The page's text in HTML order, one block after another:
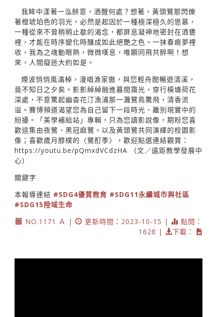
我眸中漾著一泓醉意，酒醒何處？想著，黃頭鷺那閃爍
著橙琥珀色的羽光，必然是起因於一種極深極久的思慕，
一種從來不曾稍稍止歇的渴念，都屏息凝神地密封在酒甕
裡，才能在時序變化時釀成如此絕艷之色。一抹春痕夢裡
收，我為之魂動眼熱，微微嘆息，唯願同飛共醉啊！想
來，人間癡迷大約如是。
煙波悄悄風滿棹，漫唱漁家傲，與您輕舟酣暢遊清溪，
竟不知日之夕矣。影影綽綽融進暮間靄光，穿行橫塘荷花
深處，不意驚起幽杳花汀漁浦那一灘鷺鳥驚飛，清香流
溢。賽博頻道渴望您為自己留下一段時光、離別現實中的
紛擾。「美學補給站」專輯，只為您讀影說像，期盼您喜
歡這集由夜鷺、黑冠麻鷺，以及黃頭鷺共同演繹的校園影
像；喜歡歲月醇樸的〈鷺酊季〉，歡迎點選連結觀賞：
https://youtu.be/pQmxdVCdzHA （文／遠距教學發展中
心）
關鍵字
本報導連結 #SDG4優質教育 #SDG11永續城市與社區
#SDG15陸域生命
NO.1171 Ａ |
更新時間：2023-10-15 |
點閱：
1628 |
下載：